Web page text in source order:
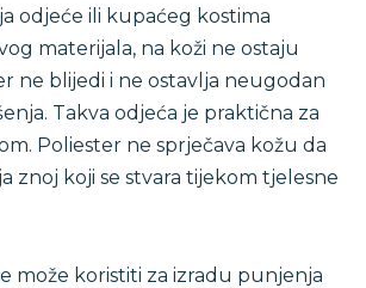
odjeće ili kupaćeg kostima
materijala, na koži ne ostaju
ne blijedi i ne ostavlja neugodan
Takva odjeća je praktična za
Poliester ne sprječava kožu da
znoj koji se stvara tijekom tjelesne
može koristiti za izradu punjenja